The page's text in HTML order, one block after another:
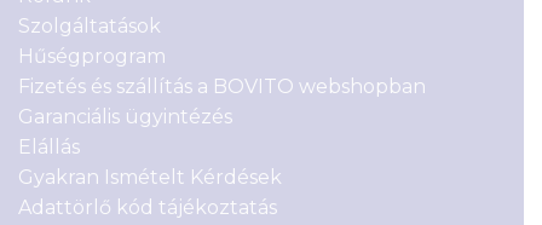
Szolgáltatások
Hűségprogram
Fizetés és szállítás a BOVITO webshopban
Garanciális ügyintézés
Elállás
Gyakran Ismételt Kérdések
Adattörlő kód tájékoztatás